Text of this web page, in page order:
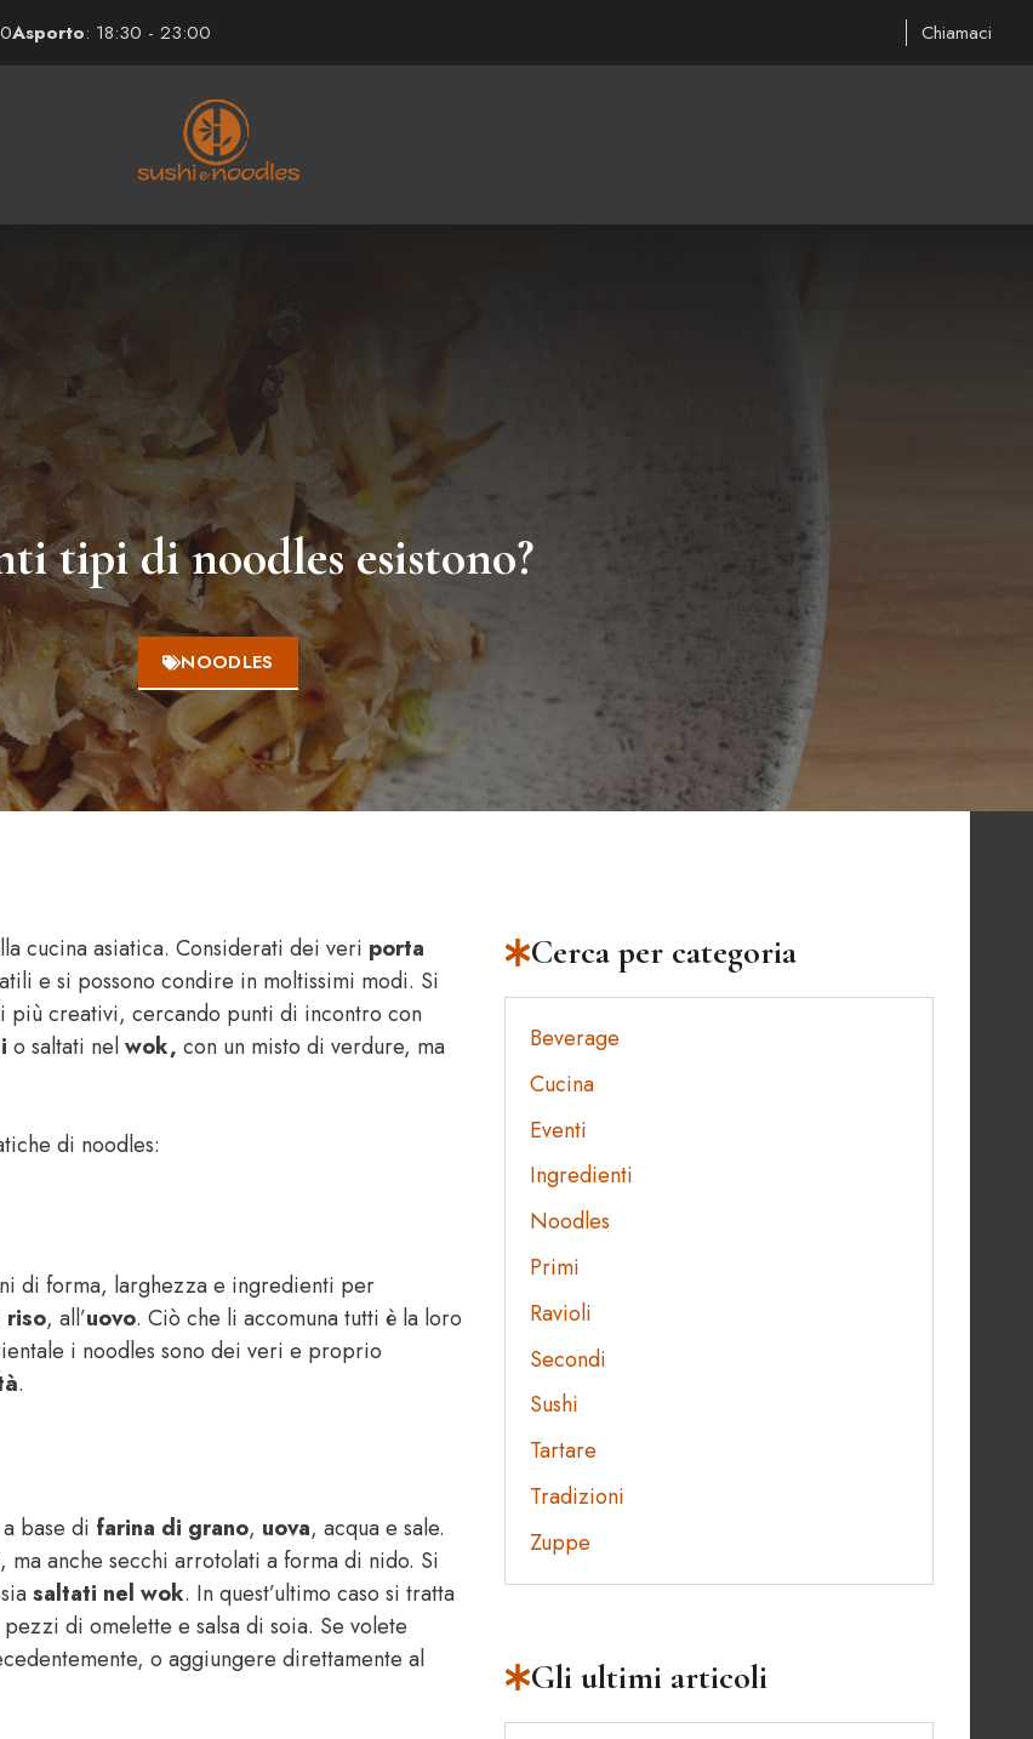
Asporto: 18:30 - 23:00 Chiamaci
tipi di noodles esistono?
NOODLES
cucina asiatica. Considerati dei veri porta
e si possono condire in moltissimi modi. Si
creativi, cercando punti di incontro con
o saltati nelwok, con un misto di verdure, ma
di noodles:
di forma, larghezza e ingredienti per
riso, all’uovo. Ciò che li accomuna tutti è la loro
i noodles sono dei veri e proprio
.
base di farina di grano, uova, acqua e sale.
anche secchi arrotolati a forma di nido. Si
saltati nel wok. In quest’ultimo caso si tratta
di omelette e salsa di soia. Se volete
o aggiungere direttamente al
Cerca per categoria
Beverage
Cucina
Eventi
Ingredienti
Noodles
Primi
Ravioli
Secondi
Sushi
Tartare
Tradizioni
Zuppe
Gli ultimi articoli